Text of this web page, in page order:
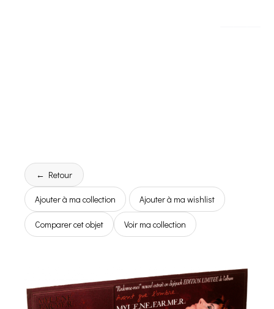
← Retour
Ajouter à ma collection Ajouter à ma wishlist
Comparer cet objet Voir ma collection